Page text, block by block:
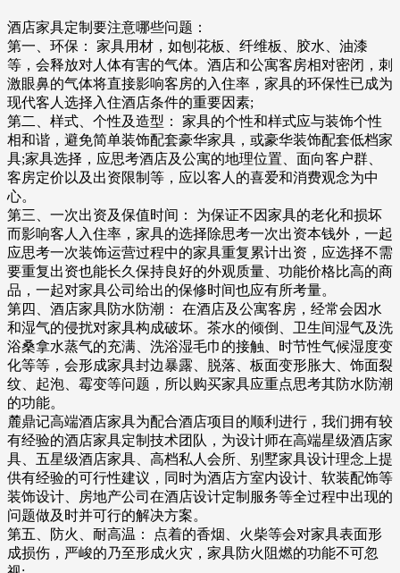
酒店家具定制要注意哪些问题：
第一、环保： 家具用材，如刨花板、纤维板、胶水、油漆
等，会释放对人体有害的气体。酒店和公寓客房相对密闭，刺
激眼鼻的气体将直接影响客房的入住率，家具的环保性已成为
现代客人选择入住酒店条件的重要因素;
第二、样式、个性及造型： 家具的个性和样式应与装饰个性
相和谐，避免简单装饰配套豪华家具，或豪华装饰配套低档家
具;家具选择，应思考酒店及公寓的地理位置、面向客户群、
客房定价以及出资限制等，应以客人的喜爱和消费观念为中
心。
第三、一次出资及保值时间： 为保证不因家具的老化和损坏
而影响客人入住率，家具的选择除思考一次出资本钱外，一起
应思考一次装饰运营过程中的家具重复累计出资，应选择不需
要重复出资也能长久保持良好的外观质量、功能价格比高的商
品，一起对家具公司给出的保修时间也应有所考量。
第四、酒店家具防水防潮： 在酒店及公寓客房，经常会因水
和湿气的侵扰对家具构成破坏。茶水的倾倒、卫生间湿气及洗
浴桑拿水蒸气的充满、洗浴湿毛巾的接触、时节性气候湿度变
化等等，会形成家具封边暴露、脱落、板面变形胀大、饰面裂
纹、起泡、霉变等问题，所以购买家具应重点思考其防水防潮
的功能。
麓鼎记高端酒店家具为配合酒店项目的顺利进行，我们拥有较
有经验的酒店家具定制技术团队，为设计师在高端星级酒店家
具、五星级酒店家具、高档私人会所、别墅家具设计理念上提
供有经验的可行性建议，同时为酒店方室内设计、软装配饰等
装饰设计、房地产公司在酒店设计定制服务等全过程中出现的
问题做及时并可行的解决方案。
第五、防火、耐高温： 点着的香烟、火柴等会对家具表面形
成损伤，严峻的乃至形成火灾，家具防火阻燃的功能不可忽